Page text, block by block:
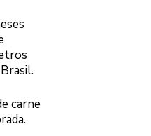
carne